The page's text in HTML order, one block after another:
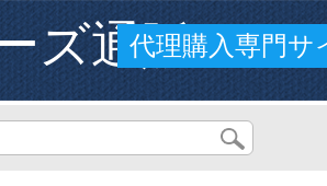
ズ通販代理購入専門サ